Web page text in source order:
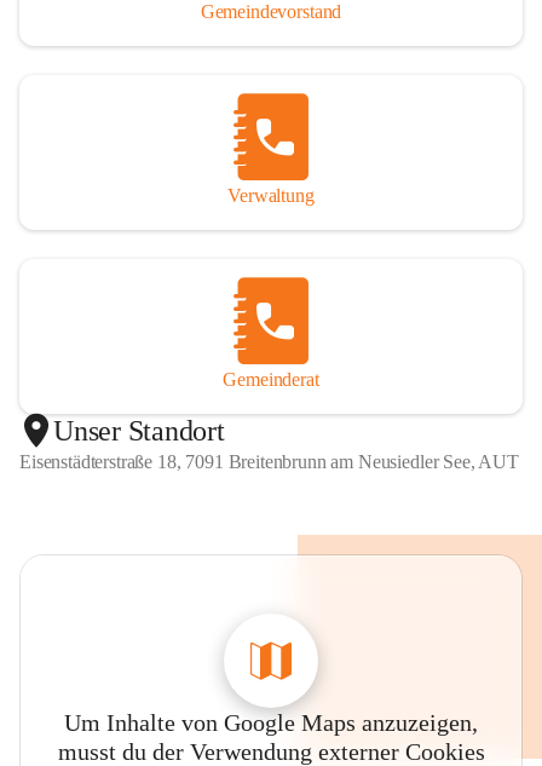
Gemeindevorstand
Verwaltung
Gemeinderat
Unser Standort
Eisenstädterstraße 18, 7091 Breitenbrunn am Neusiedler See, AUT
Um Inhalte von Google Maps anzuzeigen,
musst du der Verwendung externer Cookies